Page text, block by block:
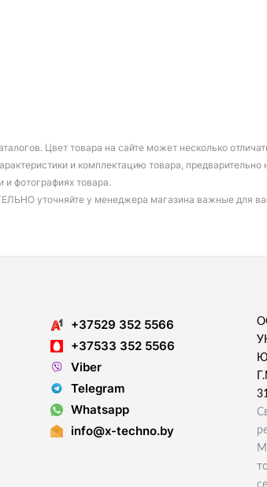
Цвет товара на сайте может несколько
и комплектацию товара,
и фотографиях товара.
уточняйте у менеджера магазина важные для
+37529 352 5566
+37533 352 5566
Viber
Telegram
Whatsapp
info@x-techno.by